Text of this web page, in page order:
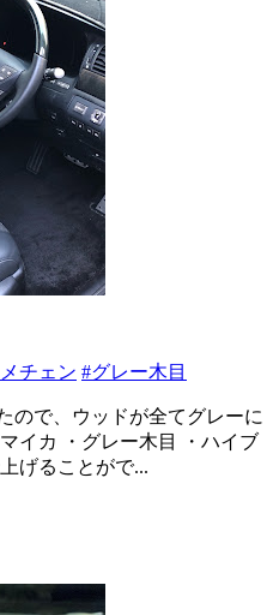
チェン #グレー木目
ので、ウッドが全てグレーに
イカ ・グレー木目 ・ハイブ
げることがで...